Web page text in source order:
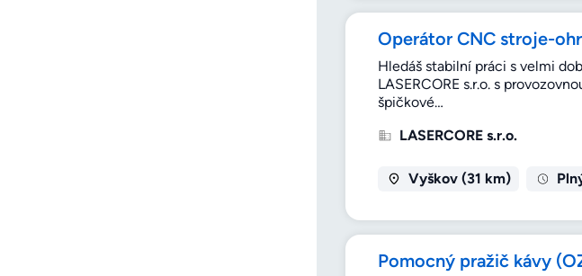
Operátor CNC stroje-
Hledáš stabilní práci s velmi
LASERCORE s.r.o. s
špičkové…
LASERCORE s.r.o.
Vyškov (31 km)
Pomocný pražič kávy